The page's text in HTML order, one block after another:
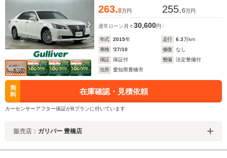
263.8万円 255.6万円
通常ローン 月々30,600円
年式 2015年 走行 6.3万km
車検
'27/10 修復
なし
保証
保証付 整備
法定整備付
住所
愛知県豊橋市
無
料
在庫確認・見積依頼
カーセンサーアフター保証がBプランに付いています
販売店： ガリバー 豊橋店